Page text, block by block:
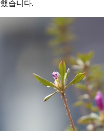
습니다.